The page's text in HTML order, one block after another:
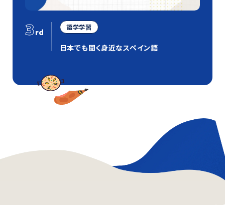
3rd
語学学習
日本でも聞く身近なスペイン語